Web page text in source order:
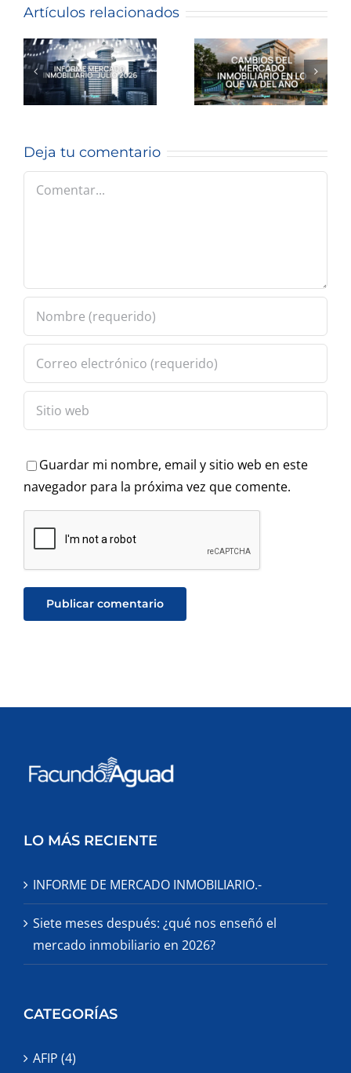
Artículos relacionados
INFORME
DE
MERCADO
INMOBILIARIO.-
meses
después:
¿qué nos
enseñó el
mercado
en 2026?
Deja tu comentario
Comentar
Guardar mi nombre, email y sitio web en este
navegador para la próxima vez que comente.
LO MÁS RECIENTE
INFORME DE MERCADO INMOBILIARIO.-
Siete meses después: ¿qué nos enseñó el
mercado inmobiliario en 2026?
CATEGORÍAS
AFIP (4)